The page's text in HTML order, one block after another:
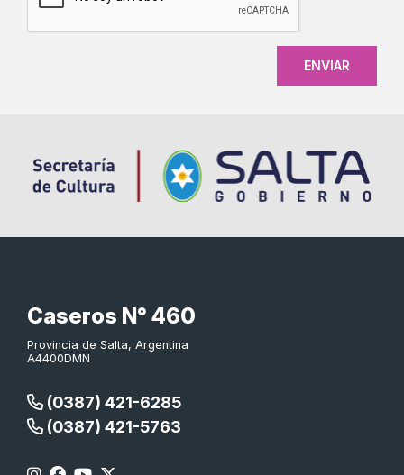
Caseros N° 460
Provincia de Salta, Argentina
A4400DMN
(0387) 421-6285
(0387) 421-5763